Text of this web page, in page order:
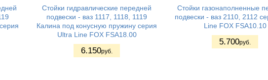
Стойки гидравлические передней
подвески - ваз 1117, 1118, 1119
Калина под конусную пружину серия
Ultra Line FOX FSA18.00
6.150руб.
Стойки газонаполненные
подвески - ваз 2110, 2112
Line FOX FSA10.10
5.700руб.